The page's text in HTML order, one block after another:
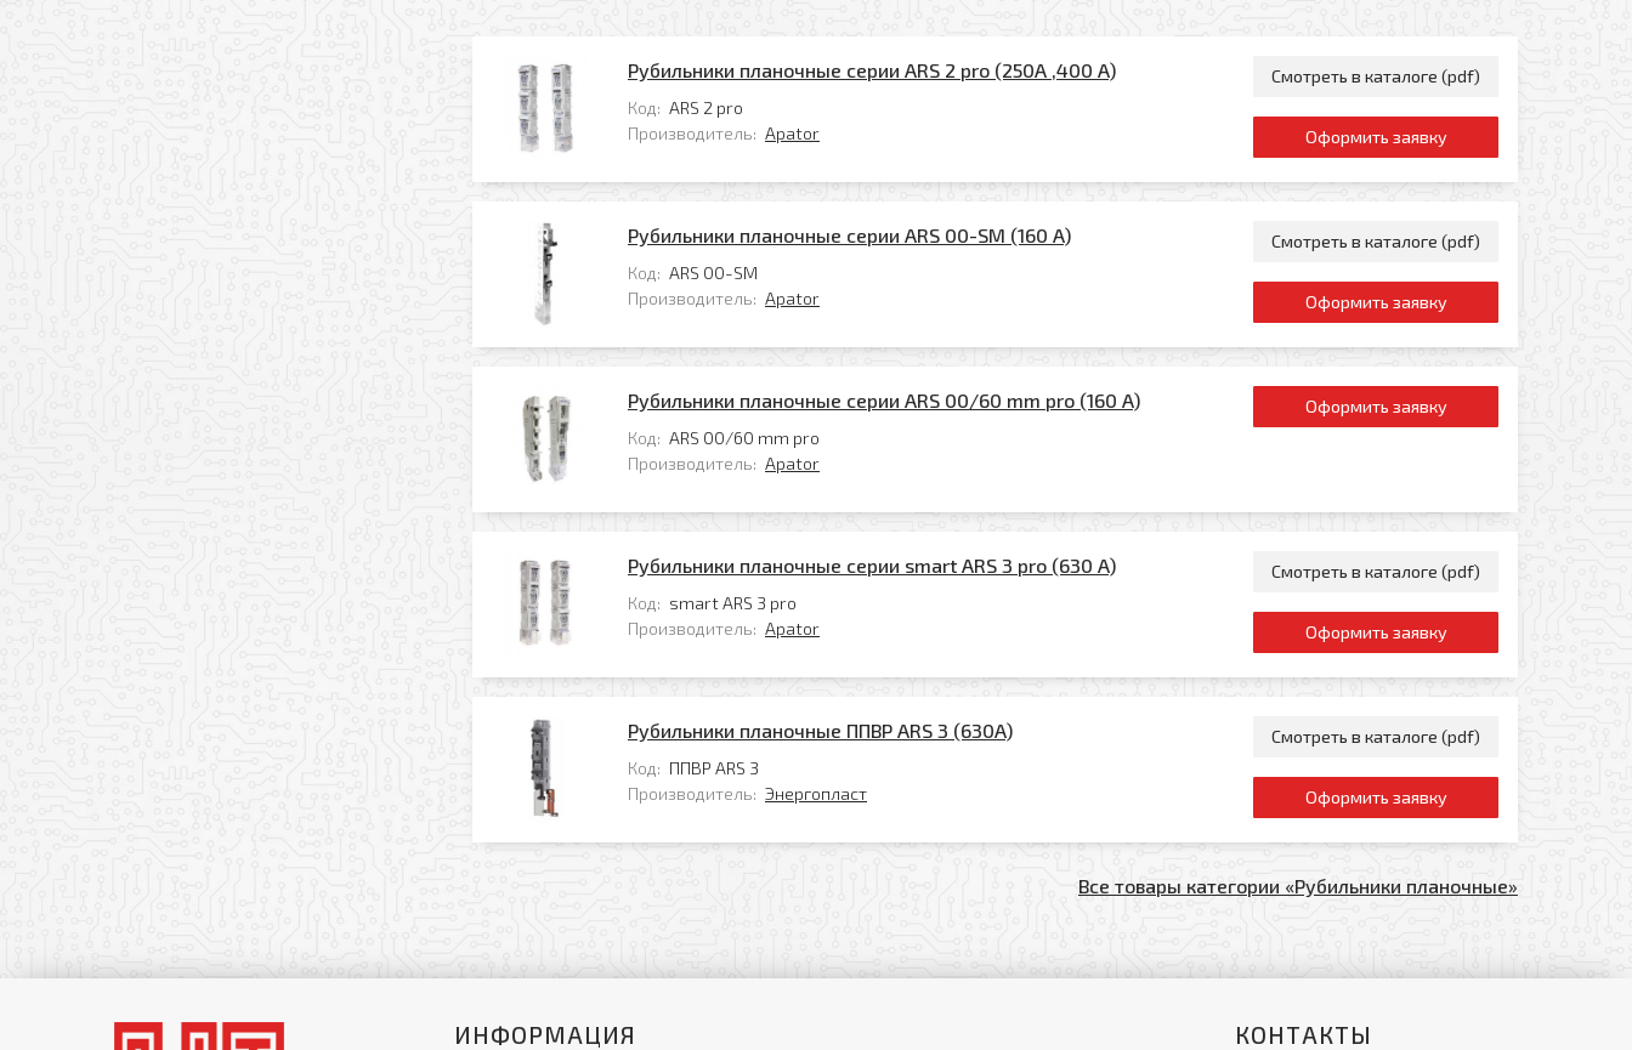
Рубильники планочные серии ARS 2 pro (250А ,400 A)
Код: ARS 2 pro
Производитель: Apator
Смотреть в каталоге (pdf)
Оформить заявку
Рубильники планочные серии ARS 00-SM (160 A)
Код: ARS 00-SM
Производитель: Apator
Смотреть в каталоге (pdf)
Оформить заявку
Рубильники планочные серии ARS 00/60 mm pro (160 A)
Код: ARS 00/60 mm pro
Производитель: Apator
Оформить заявку
Рубильники планочные серии smart ARS 3 pro (630 A)
Код: smart ARS 3 pro
Производитель: Apator
Смотреть в каталоге (pdf)
Оформить заявку
Рубильники планочные ППВР ARS 3 (630А)
Код: ППВР ARS 3
Производитель: Энергопласт
Смотреть в каталоге (pdf)
Оформить заявку
Все товары категории «Рубильники планочные»
ИНФОРМАЦИЯ КОНТАКТЫ
Я даю свое согласие на обработку моих
Политикой обработки персональных данных*
* — поля, обязательные для
заполнения
Добавить файл
Согласен(-на) на получение рассылки
Я даю свое согласие на обработку моих персональных данных в соответствии с
* — поля, обязательные для заполнения